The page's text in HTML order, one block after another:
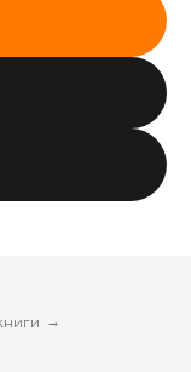
→